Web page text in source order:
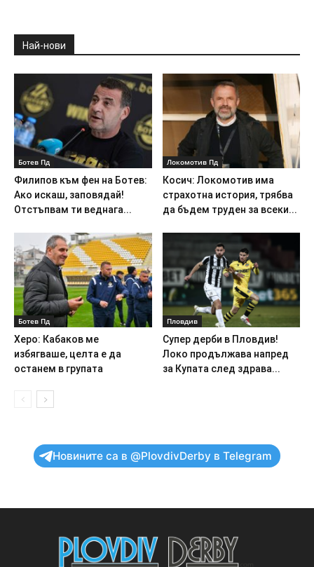
Най-нови
Ботев Пд
Филипов към фен на Ботев:
Ако искаш, заповядай!
Отстъпвам ти веднага...
Локомотив Пд
Косич: Локомотив има
страхотна история, трябва
да бъдем труден за всеки...
Ботев Пд
Херо: Кабаков ме
избягваше, целта е да
останем в групата
Пловдив
Супер дерби в Пловдив!
Локо продължава напред
за Купата след здрава...
Новините са в @PlovdivDerby в Telegram